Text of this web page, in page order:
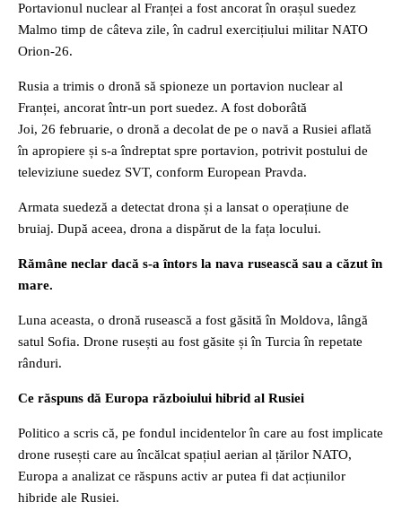
Portavionul nuclear al Franței a fost ancorat în orașul suedez
Malmo timp de câteva zile, în cadrul exercițiului militar NATO
Orion-26.
Rusia a trimis o dronă să spioneze un portavion nuclear al
Franței, ancorat într-un port suedez. A fost doborâtă
Joi, 26 februarie, o dronă a decolat de pe o navă a Rusiei aflată
în apropiere și s-a îndreptat spre portavion, potrivit postului de
televiziune suedez SVT, conform European Pravda.
Armata suedeză a detectat drona și a lansat o operațiune de
bruiaj. După aceea, drona a dispărut de la fața locului.
Rămâne neclar dacă s-a întors la nava rusească sau a căzut în
mare.
Luna aceasta, o dronă rusească a fost găsită în Moldova, lângă
satul Sofia. Drone rusești au fost găsite și în Turcia în repetate
rânduri.
Ce răspuns dă Europa războiului hibrid al Rusiei
Politico a scris că, pe fondul incidentelor în care au fost implicate
drone rusești care au încălcat spațiul aerian al țărilor NATO,
Europa a analizat ce răspuns activ ar putea fi dat acțiunilor
hibride ale Rusiei.